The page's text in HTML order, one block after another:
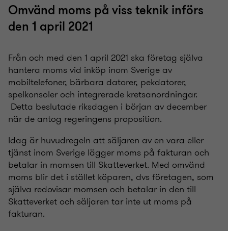
Omvänd moms på viss teknik införs
den 1 april 2021
Från och med den 1 april 2021 ska företag själva
hantera moms vid inköp inom Sverige av
mobiltelefoner, bärbara datorer, pekdatorer,
spelkonsoler och integrerade kretsanordningar.
Detta beslutade riksdagen i början av december
när de antog regeringens proposition.
Idag är huvudregeln att säljaren av en vara eller
tjänst inom Sverige lägger moms på fakturan och
betalar in momsen till Skatteverket. Med omvänd
moms blir det i stället köparen, dvs företagen, som
själva redovisar momsen och betalar in den till
Skatteverket och säljaren tar inte ut moms på
fakturan.